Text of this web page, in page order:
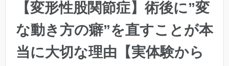
【変形性股関節症】術後に”変
な動き方の癖”を直すことが本
当に大切な理由【実体験から